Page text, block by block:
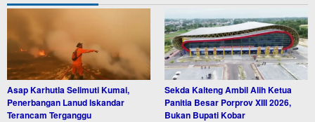
Asap Karhutla Selimuti Kumai,
Penerbangan Lanud Iskandar
Terancam Terganggu
Sekda Kalteng Ambil Alih Ketua
Panitia Besar Porprov XIII 2026,
Bukan Bupati Kobar